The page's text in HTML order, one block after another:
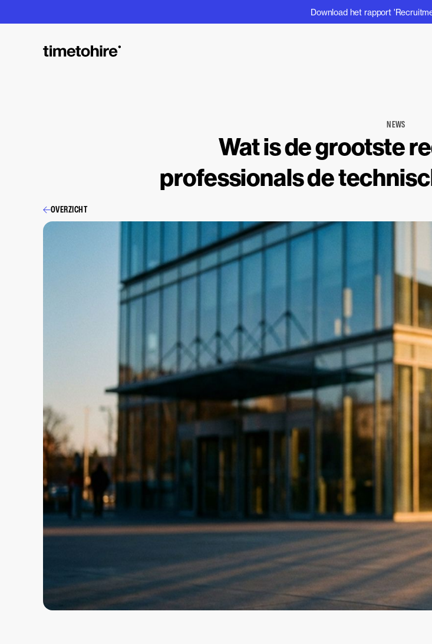
Download het rapport
OVERZICHT
NEWS
Wat is de grootste
professionals de